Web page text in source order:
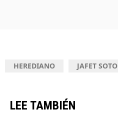
HEREDIANO JAFET SOTO
LEE TAMBIÉN